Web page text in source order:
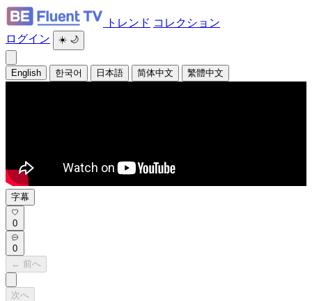
トレンド コレクション
ログイン
☀️ 🌙
English 한국어 日本語 简体中文 繁體中文
字幕
0
0
← 前へ
次へ